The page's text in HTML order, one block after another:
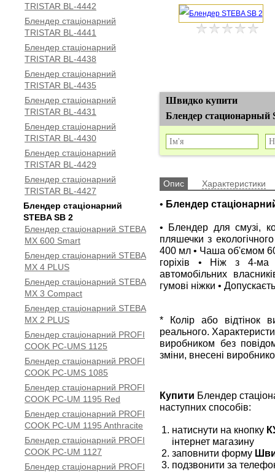
TRISTAR BL-4442
Блендер стаціонарний
TRISTAR BL-4441
Блендер стаціонарний
TRISTAR BL-4438
Блендер стаціонарний
TRISTAR BL-4435
Блендер стаціонарний
TRISTAR BL-4431
Блендер стаціонарний
TRISTAR BL-4430
Блендер стаціонарний
TRISTAR BL-4429
Блендер стаціонарний
TRISTAR BL-4427
Блендер стаціонарний
STEBA SB 2
Блендер стаціонарний STEBA
MX 600 Smart
Блендер стаціонарний STEBA
MX 4 PLUS
Блендер стаціонарний STEBA
MX 3 Compact
Блендер стаціонарний STEBA
MX 2 PLUS
Блендер стаціонарний PROFI
COOK PC-UMS 1125
Блендер стаціонарний PROFI
COOK PC-UMS 1085
Блендер стаціонарний PROFI
COOK PC-UM 1195 Red
Блендер стаціонарний PROFI
COOK PC-UM 1195 Anthracite
Блендер стаціонарний PROFI
COOK PC-UM 1127
Блендер стаціонарний PROFI
Швидко купити
Блендер стационарный
Опис Характеристики
• Блендер
• Блендер для смузі,
пляшечки з
400 мл • Чаша об'ємом
горіхів • Ніж з 4-ма
автомобільних
гумові ніжки •
* Колір або відтінок
реального.
виробником без
зміни, внесені
Купити Блендер
наступних способів:
натиснути на кнопку
інтернет магазину
заповнити форму
подзвонити за